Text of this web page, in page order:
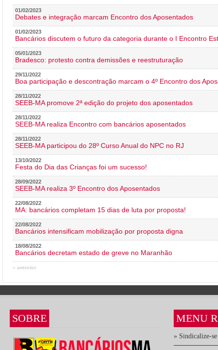
01/02/2023
Debates e integração marcam Encontro dos Aposentados
01/02/2023
Bancários discutem o futuro da categoria durante o I Encontro
05/01/2023
Bradesco: protesto contra demissões e reestruturação
29/11/2022
Boa participação e descontração marcam o 4º Encontro dos
28/11/2022
SEEB-MA promove 2ª edição do projeto dos aposentados
28/11/2022
SEEB-MA realiza Encontro com bancários aposentados
28/11/2022
SEEB-MA participou do 28º Curso Anual do NPC no RJ
13/10/2022
Festa do Dia das Crianças foi um sucesso!
28/09/2022
SEEB-MA realiza 3º Encontro dos Aposentados
22/08/2022
MA: bancários completam 15 dias de luta por proposta!
22/08/2022
Bancários intensificam mobilização por proposta digna
18/08/2022
Bancários decretam estado de greve no Maranhão
« anterior
SOBRE MENU
» Sindicalize-se